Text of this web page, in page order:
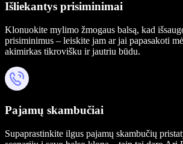
Išliekantys prisiminimai
Klonuokite mylimo žmogaus balsą, kad
prisiminimus – leiskite jam ar jai papasakoti
akimirkas tikrovišku ir jautriu būdu.
Pajamų skambučiai
Supaprastinkite ilgus pajamų skambučių